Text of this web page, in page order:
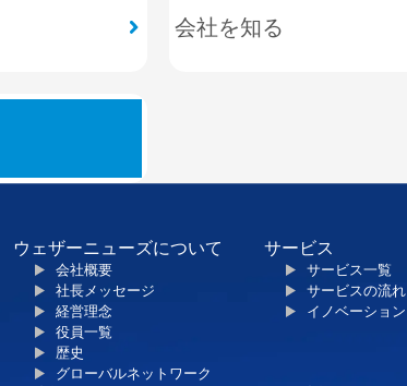
会社を知る
ウェザーニューズについて
会社概要
社長メッセージ
経営理念
役員一覧
歴史
グローバルネットワーク
サービス
サービス一覧
サービスの流れ
イノベーション